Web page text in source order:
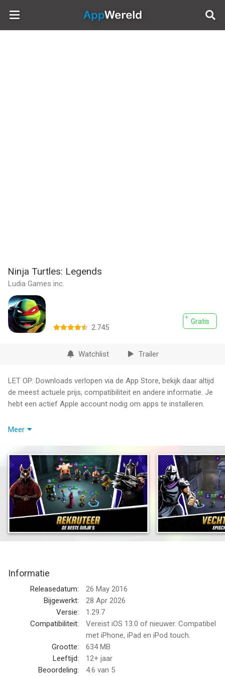
AppWereld
Ninja Turtles: Legends
Ludia Games inc.
Gratis
2.745
Watchlist Trailer
LET OP: Downloads verlopen via de App Store, bekijk daar altijd
de meest actuele prijs, compatibiliteit en andere informatie. Je
hebt een actief Apple account nodig om apps te installeren.
De broers zijn op ramkoers!
plannen van Kraang Prime om de aarde om te vormen in een
Dimensie X-planeet weten te dwarsbomen. Wat doe je dan als
kwaadaardige heerser? Je broedt een gemeen nieuw plan uit
voor een leger ultramutanten! De Kraang hebben overal
mutanten ontvoerd voor hun DNA... dus ook de Ninja Turtles.
Nu de broers door een Dimensie X-poort van de Kraang zijn
gesleurd, moet Leonardo zowel bondgenoten als vijanden van
Hou je schild stevig vast!
OORSPRONKELIJKE NINJA'S: verken het Teenage Mutant Ninja
Turtle-universum van Nickelodeon met een gloednieuw,
origineel verhaal. Vecht je een weg door 7 hoofdstukken en
meer dan 70 fasen en neem het op tegen de ultieme bazen:
Shredder, Kraang en meer!
RESPECTEER HET SCHILD: speel en ervaar tijdelijk een
gloednieuw hoofdstuk gebaseerd op de kaskraker van deze
Meer
Informatie
Releasedatum:
26 May 2016
Bijgewerkt:
28 Apr 2026
Versie:
1.29.7
Compatibiliteit:
Vereist iOS 13.0 of nieuwer. Compatibel
met iPhone, iPad en iPod touch.
Grootte:
634 MB
Leeftijd:
12+ jaar
Beoordeling:
4.6 van 5